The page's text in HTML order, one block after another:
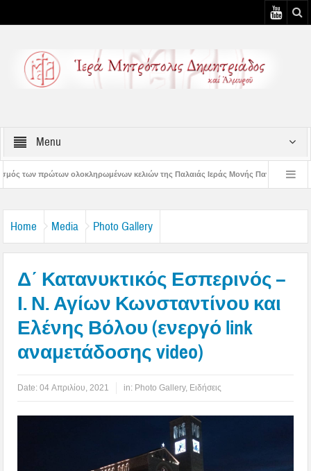
Menu
κελιών της Παλαιάς Ιεράς Μονής Παναγίας Κάτω Ξενιάς
Home Media Photo Gallery
Δ΄ Κατανυκτικός Εσπερινός –
Ι. Ν. Αγίων Κωνσταντίνου και
Ελένης Βόλου (ενεργό link
αναμετάδοσης video)
Date:04 Απριλίου, 2021 in: Photo Gallery, Ειδήσεις